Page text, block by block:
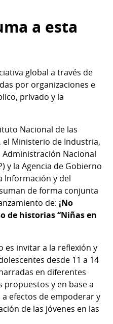
a esta
global a través de
por organizaciones e
privado y la
Nacional de las
el Ministerio de Industria,
Administración Nacional
y la Agencia de Gobierno
Información y del
de forma conjunta
de: ¡No
de historias “Niñas en
es invitar a la reflexión y
desde 11 a 14
en diferentes
y en base a
efectos de empoderar y
de las jóvenes en las